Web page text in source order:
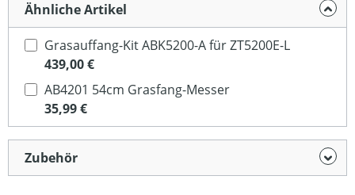
Ähnliche Artikel
Grasauffang-Kit ABK5200-A für ZT5200E-L
439,00 €
AB4201 54cm Grasfang-Messer
35,99 €
Zubehör